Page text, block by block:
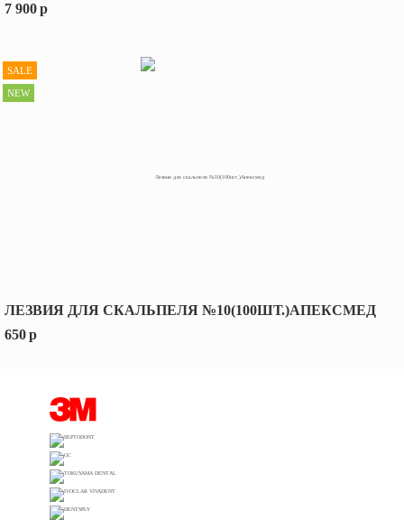
7 900p
ЛЕЗВИЯ ДЛЯ СКАЛЬПЕЛЯ №10(100ШТ.)АПЕКСМЕД
650p
SALE
NEW